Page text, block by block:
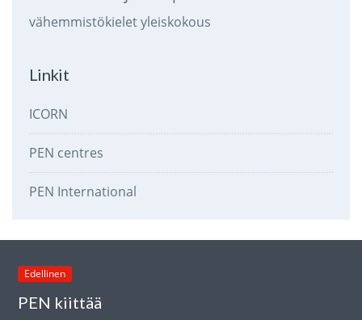
vähemmistökieletyleiskokous
Linkit
ICORN
PEN centres
PEN International
Edellinen
PEN kiittää